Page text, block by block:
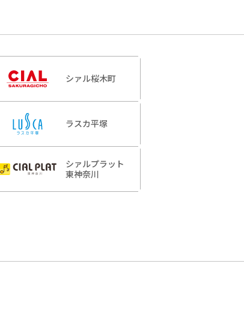
シァル桜木町
ラスカ平塚
シァルプラット
東神奈川